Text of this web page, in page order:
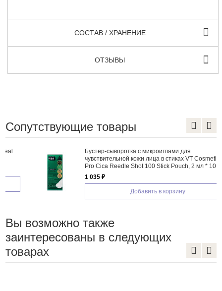
СОСТАВ / ХРАНЕНИЕ
ОТЗЫВЫ
Сопутствующие товары
Бустер-сыворотка с микроиглами для
чувствительной кожи лица в стиках VT Cosmetics
Pro Cica Reedle Shot 100 Stick Pouch, 2 мл * 10 шт
1 035 ₽
Добавить в корзину
Вы возможно также
заинтересованы в следующих
товарах